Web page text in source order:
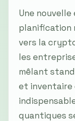
Une
planification
vers la
les
mêlant
et inventaire
quantiques